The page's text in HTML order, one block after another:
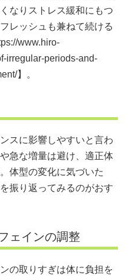
なりストレス緩和にもつ
レッシュも兼ねて続ける
www.hiro-
irregular-periods-and-
】。
スに影響しやすいと言わ
急な増量は避け、適正体
体型の変化に気づいた
振り返ってみるのがおす
ェインの調整
の取りすぎは体に負担を